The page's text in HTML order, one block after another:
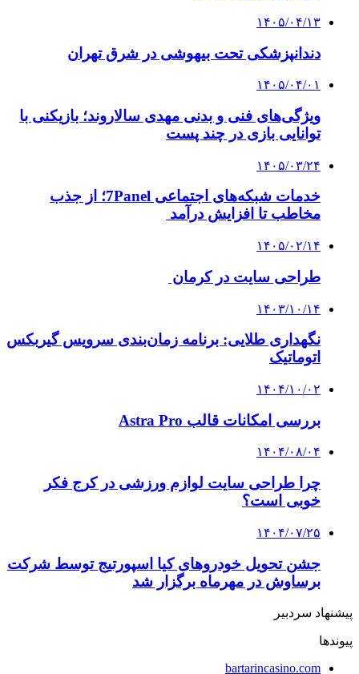
۱۴۰۵/۰۴/۱۳
دندانپزشکی تحت بیهوشی در شرق تهران
۱۴۰۵/۰۴/۰۱
ویژگی‌های فنی و بدنی مهدی سالاروند؛ بازیکنی با
توانایی بازی در چند پست
۱۴۰۵/۰۳/۲۴
خدمات شبکه‌های اجتماعی 7Panel؛ از جذب
مخاطب تا افزایش درآمد
۱۴۰۵/۰۲/۱۴
طراحی سایت در کرمان
۱۴۰۳/۱۰/۱۴
نگهداری طلایی: برنامه زمان‌بندی سرویس گیربکس
اتوماتیک
۱۴۰۴/۱۰/۰۲
بررسی امکانات قالب Astra Pro
۱۴۰۴/۰۸/۰۴
چرا طراحی سایت لوازم ورزشی در کرج فکر
خوبی است؟
۱۴۰۴/۰۷/۲۵
جشن تحویل خودروهای کیا اسپورتیج توسط شرکت
برساوش در مهرماه برگزار شد
پیشنهاد سردبیر
پیوندها
bartarincasino.com